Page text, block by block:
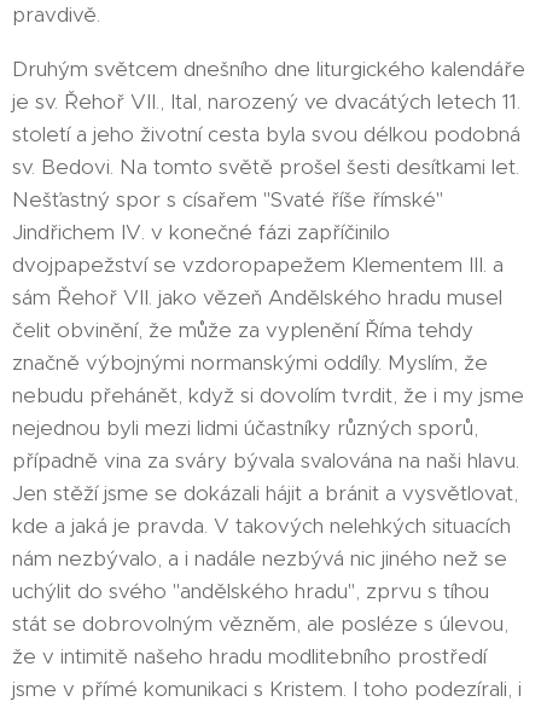
pravdivě.
Druhým světcem dnešního dne liturgického kalendáře
je sv. Řehoř VII., Ital, narozený ve dvacátých letech 11.
století a jeho životní cesta byla svou délkou podobná
sv. Bedovi. Na tomto světě prošel šesti desítkami let.
Nešťastný spor s císařem "Svaté říše římské"
Jindřichem IV. v konečné fázi zapříčinilo
dvojpapežství se vzdoropapežem Klementem III. a
sám Řehoř VII. jako vězeň Andělského hradu musel
čelit obvinění, že může za vyplenění Říma tehdy
značně výbojnými normanskými oddíly. Myslím, že
nebudu přehánět, když si dovolím tvrdit, že i my jsme
nejednou byli mezi lidmi účastníky různých sporů,
případně vina za sváry bývala svalována na naši hlavu.
Jen stěží jsme se dokázali hájit a bránit a vysvětlovat,
kde a jaká je pravda. V takových nelehkých situacích
nám nezbývalo, a i nadále nezbývá nic jiného než se
uchýlit do svého "andělského hradu", zprvu s tíhou
stát se dobrovolným vězněm, ale posléze s úlevou,
že v intimitě našeho hradu modlitebního prostředí
jsme v přímé komunikaci s Kristem. I toho podezírali, i